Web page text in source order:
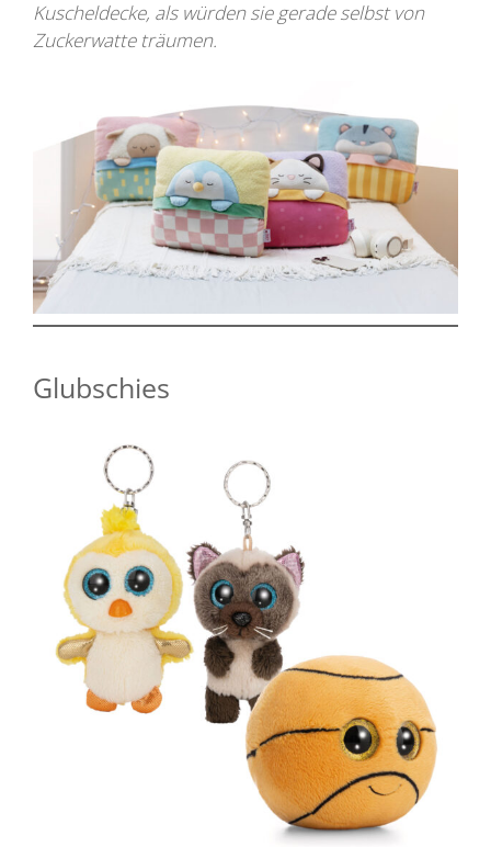
Kuscheldecke, als würden sie gerade selbst von
Zuckerwatte träumen.
Glubschies